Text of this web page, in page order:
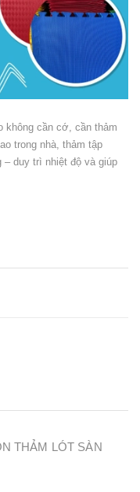
không cần cớ, cần thảm
trong nhà, thảm tập
– duy trì nhiệt độ và giúp
THẢM LÓT SÀN